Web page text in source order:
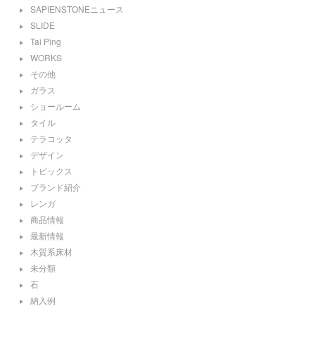
SAPIENSTONEニュース
SLIDE
Tai Ping
WORKS
その他
ガラス
ショールーム
タイル
テラコッタ
デザイン
トピックス
ブランド紹介
レンガ
商品情報
最新情報
木質系床材
未分類
石
納入例